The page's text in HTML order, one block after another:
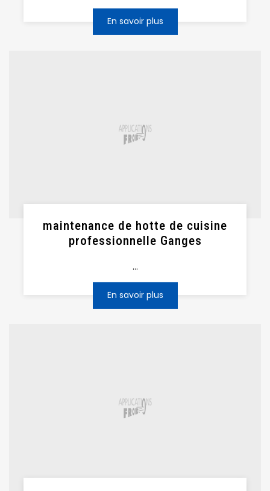
En savoir plus
maintenance de hotte de cuisine
professionnelle Ganges
...
En savoir plus